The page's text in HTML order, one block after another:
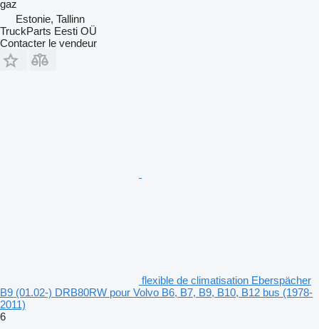
gaz
Estonie, Tallinn
TruckParts Eesti OÜ
Contacter le vendeur
flexible de climatisation Eberspächer
B9 (01.02-) DRB80RW pour Volvo B6, B7, B9, B10, B12 bus (1978-
2011)
6